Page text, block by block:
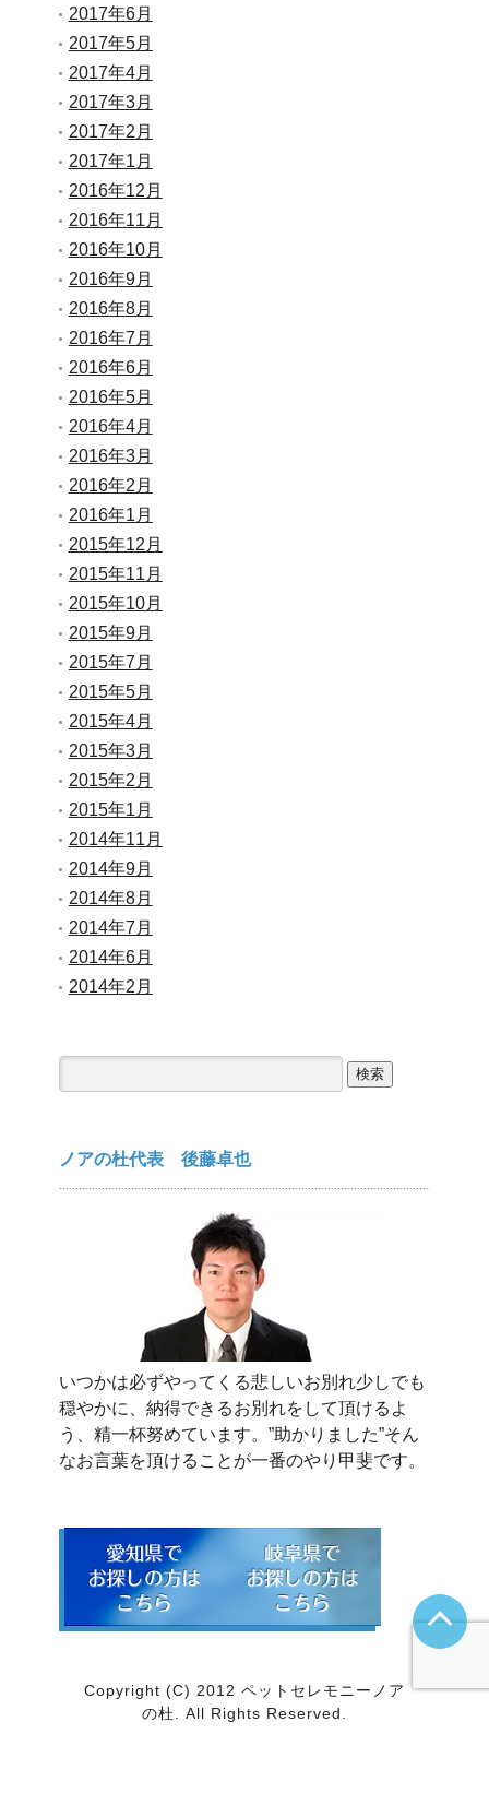
2017年6月
2017年5月
2017年4月
2017年3月
2017年2月
2017年1月
2016年12月
2016年11月
2016年10月
2016年9月
2016年8月
2016年7月
2016年6月
2016年5月
2016年4月
2016年3月
2016年2月
2016年1月
2015年12月
2015年11月
2015年10月
2015年9月
2015年7月
2015年5月
2015年4月
2015年3月
2015年2月
2015年1月
2014年11月
2014年9月
2014年8月
2014年7月
2014年6月
2014年2月
索:
ノアの杜代表 後藤卓也
いつかは必ずやってくる悲しいお別れ少しでも
穏やかに、納得できるお別れをして頂けるよ
う、精一杯努めています。”助かりました”そん
なお言葉を頂けることが一番のやり甲斐です。
Copyright (C) 2012 ペットセレモニーノア
の杜. All Rights Reserved.